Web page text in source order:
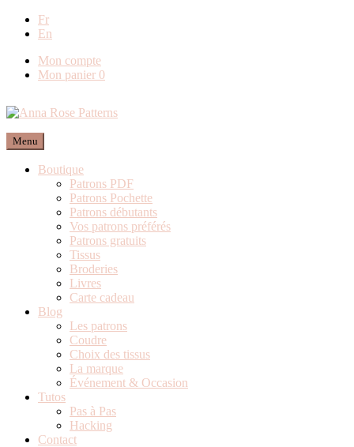
Fr
En
Mon compte
Mon panier 0
Menu
Boutique
Patrons PDF
Patrons Pochette
Patrons débutants
Vos patrons préférés
Patrons gratuits
Tissus
Broderies
Livres
Carte cadeau
Blog
Les patrons
Coudre
Choix des tissus
La marque
Événement & Occasion
Tutos
Pas à Pas
Hacking
Contact
Livraison offerte en France métropolitaine dès
80€ de commande (Expédition via Mondial